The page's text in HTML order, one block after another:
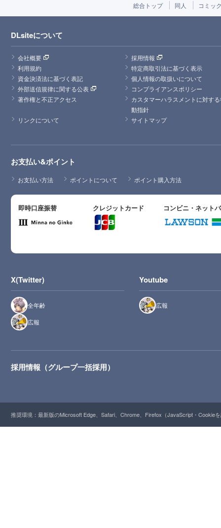
総合トップ 同人 コミッ
DLsiteについて
会社概要
採用情報
利用規約
特定商取引法に基づく表示
資金決済法に基づく表記
個人情報の取扱いについて
外部送信規律に関する公表
コンプライアンスポリシー
著作権と不正アクセス
カスタマーハラスメントに対す
動指針
リンクについて
サイトマップ
お支払い&ポイント
お支払い方法 ポイントについて ポイント購入方法
即時口座振替 クレジットカード コンビニ・ネット
X(Twitter)
全年齢
広報
Youtube
広報
採用情報（グループ一括採用）
推奨環境：最新版のMicrosoft Edge、Safari、Chrome、Firefox（JavaScript・Cookie